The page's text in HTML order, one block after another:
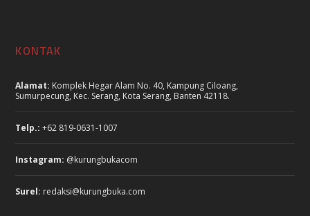
KONTAK
Alamat: Komplek Hegar Alam No. 40, Kampung Ciloang,
Sumurpecung, Kec. Serang, Kota Serang, Banten 42118.
Telp.: +62 819-0631-1007
Instagram: @kurungbukacom
Surel: redaksi@kurungbuka.com